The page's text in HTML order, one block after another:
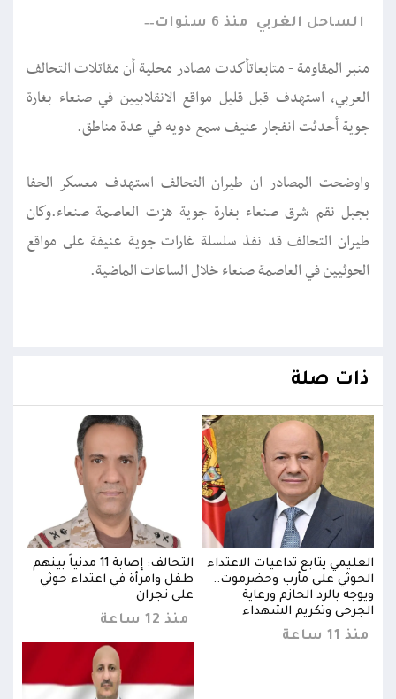
الساحل الغربي منذ 6 سنوات
منبر المقاومة - متابعاتأكدت مصادر محلية أن مقاتلات التحالف
العربي، استهدف قبل قليل مواقع الانقلابيين في صنعاء بغارة
جوية أحدثت انفجار عنيف سمع دويه في عدة مناطق.
واوضحت المصادر ان طيران التحالف استهدف معسكر الحفا
بجبل نقم شرق صنعاء بغارة جوية هزت العاصمة صنعاء.وكان
طيران التحالف قد نفذ سلسلة غارات جوية عنيفة على مواقع
الحوثيين في العاصمة صنعاء خلال الساعات الماضية.
ذات صلة
العليمي يتابع تداعيات الاعتداء
الحوثي على مأرب وحضرموت..
ويوجه بالرد الحازم ورعاية
الجرحى وتكريم الشهداء
منذ 11 ساعة
التحالف: إصابة 11 مدنياً بينهم
طفل وامرأة في اعتداء حوثي
على نجران
منذ 12 ساعة